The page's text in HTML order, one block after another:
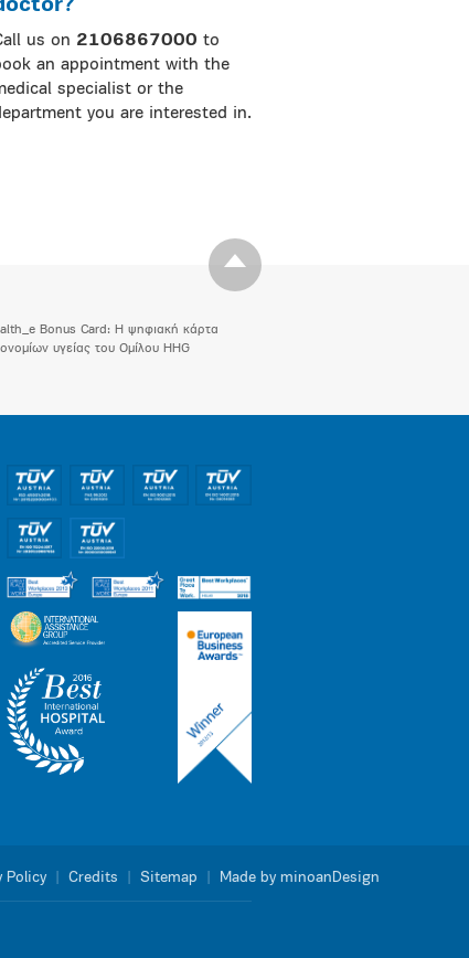
us on 2106867000 to
an appointment with the
specialist or the
you are interested in.
Bonus Card: H ψηφιακή κάρτα
υγείας του Ομίλου HHG
Policy Credits Sitemap Made by minoanDesign